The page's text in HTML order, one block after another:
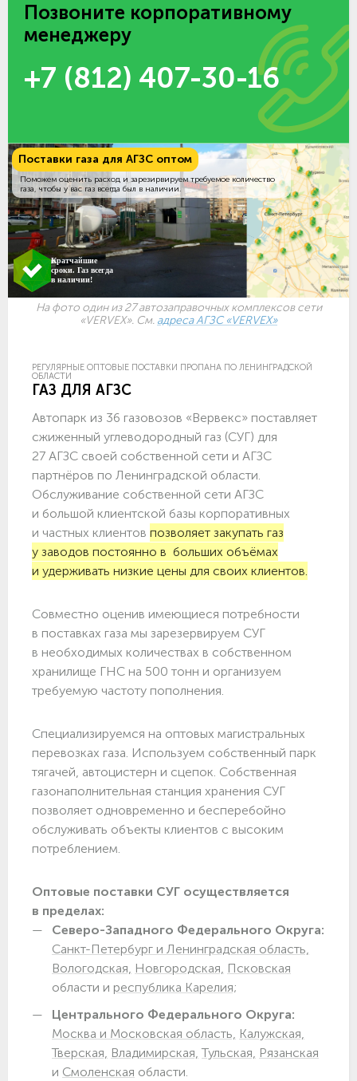
Позвоните корпоративному
менеджеру
+7 (812) 407-30-16
Поставки газа для АГЗС оптом
Поможем оценить расход и зарезирвируем требуемое количество
газа, чтобы у вас газ всегда был в наличии.
Кратчайшие
сроки. Газ всегда
в наличии!
На фото один из 27 автозаправочных комплексов сети
«VERVEX». См. адреса АГЗС «VERVEX»
РЕГУЛЯРНЫЕ ОПТОВЫЕ ПОСТАВКИ ПРОПАНА ПО ЛЕНИНГРАДСКОЙ
ОБЛАСТИ
ГАЗ ДЛЯ АГЗС
Автопарк из 36 газовозов «Вервекс» поставляет
сжиженный углеводородный газ (СУГ) для
27 АГЗС своей собственной сети и АГЗС
партнёров по Ленинградской области.
Обслуживание собственной сети АГЗС
и большой клиентской базы корпоративных
и частных клиентов позволяет закупать газ
у заводов постоянно в больших объёмах
и удерживать низкие цены для своих клиентов.
Совместно оценив имеющиеся потребности
в поставках газа мы зарезервируем СУГ
в необходимых количествах в собственном
хранилище ГНС на 500 тонн и организуем
требуемую частоту пополнения.
Специализируемся на оптовых магистральных
перевозках газа. Используем собственный парк
тягачей, автоцистерн и сцепок. Собственная
газонаполнительная станция хранения СУГ
позволяет одновременно и бесперебойно
обслуживать объекты клиентов с высоким
потреблением.
Оптовые поставки СУГ осуществляется
в пределах:
Северо-Западного Федерального Округа:
Санкт-Петербург и Ленинградская область,
Вологодская, Новгородская, Псковская
области и республика Карелия;
Центрального Федерального Округа:
Москва и Московская область, Калужская,
Тверская, Владимирская, Тульская, Рязанская
и Смоленская области.